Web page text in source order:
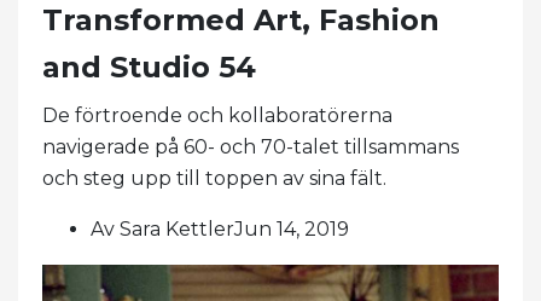
Transformed Art, Fashion
and Studio 54
De förtroende och kollaboratörerna
navigerade på 60- och 70-talet tillsammans
och steg upp till toppen av sina fält.
Av Sara KettlerJun 14, 2019